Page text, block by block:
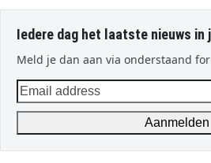
Iedere dag het laatste nieuws in
Meld je dan aan via onderstaand
Email
address
Aanmelden